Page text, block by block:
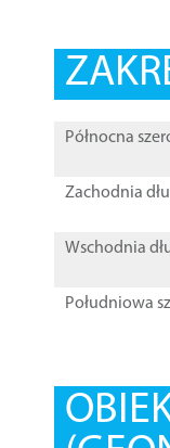
Północna
Zachodnia
Wschodnia
Południowa